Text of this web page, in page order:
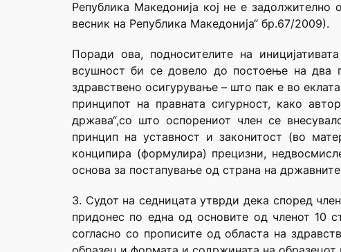
Република Македонија кој не е
весник на Република Македонија“ бр.67/2009).
Поради ова, подносителите на
всушност би се довело до постоење на два
здравствено осигурување – што пак е во
принципот на правната сигурност, како
држава“,со што оспорениот член се
принцип на уставност и законитост (во
конципира (формулира) прецизни,
основа за постапување од страна на
3. Судот на седницата утврди дека според
придонес по една од основите од членот 10
согласно со прописите од областа на